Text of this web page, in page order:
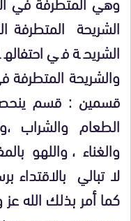
الشريحة
الشريحة في
والشريحة المتطرفة
قسمين : قسم
الطعام والشراب
والغناء ، واللهو
لا تبالي بالاقتداء
كما أمر بذلك الله